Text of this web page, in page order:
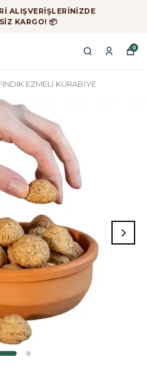
ALIŞVERİŞLERİNİZDE
KARGO! 📦
0
EZMELİ KURABİYE